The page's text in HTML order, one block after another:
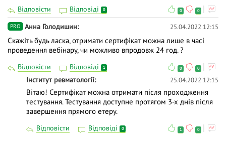
👍 Долучайтеся до діалогу, задавайте питання та
висловлюйте власну думку - зробіть навчання
дієвішим. Ми намагаємось відповідати і після
вебінарів.
⚡️ Участь у вебінарі підтверджується електронним
сертифікатом на 10 балів, за умови вдалого
проходження тестування під час вебінару.
Відповісти Відповіді 0 0 0
PRO Анна Голодишин 25.04.2022 12:15
Скажіть будь ласка, отримати сертифікат можна лише в часі
проведення вебінару, чи можливо впродовж 24 год. ?
Відповісти Відповіді 1 0 0
Інститут ревматології 25.04.2022 12:15
Вітаю! Сертифікат можна отримати після проходження
тестування. Тестування доступне протягом 3-х днів після
завершення прямого етеру.
Відповісти Відповіді 0 1 0